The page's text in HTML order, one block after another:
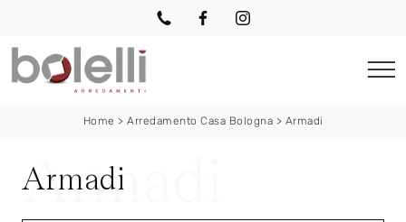
Home > Arredamento Casa Bologna > Armadi
Armadi